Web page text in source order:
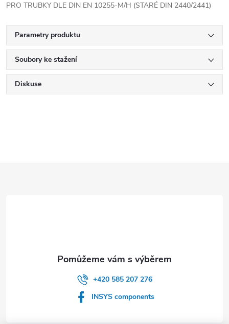
PRO TRUBKY DLE DIN EN 10255-M/H (STARÉ DIN 2440/2441)
Parametry produktu
Soubory ke stažení
Diskuse
+420 585 207 276
INSYS components